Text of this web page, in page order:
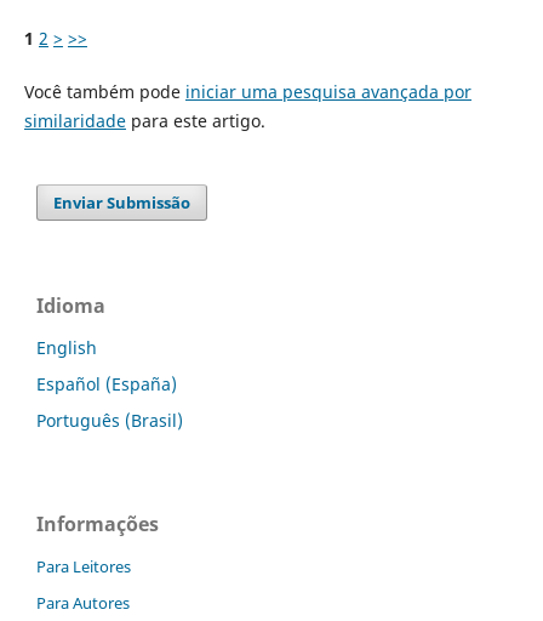
1 2 > >>
Você também pode iniciar uma pesquisa avançada por
similaridadepara este artigo.
Enviar Submissão
Idioma
English
Español (España)
Português (Brasil)
Informações
Para Leitores
Para Autores